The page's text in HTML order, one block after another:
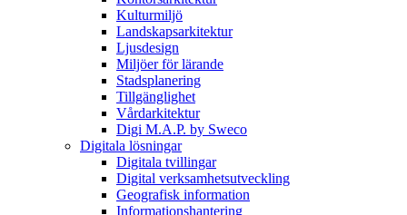
Kulturmiljö
Landskapsarkitektur
Ljusdesign
Miljöer för lärande
Stadsplanering
Tillgänglighet
Vårdarkitektur
Digi M.A.P. by Sweco
Digitala lösningar
Digitala tvillingar
Digital verksamhetsutveckling
Geografisk information
Informationshantering